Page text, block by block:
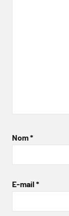
Nom*
E-mail *